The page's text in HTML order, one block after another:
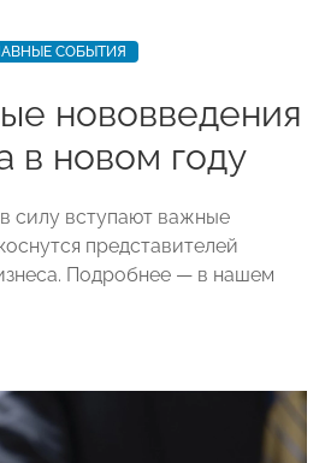
СОБЫТИЯ
нововведения
в новом году
силу вступают важные
представителей
Подробнее — в нашем